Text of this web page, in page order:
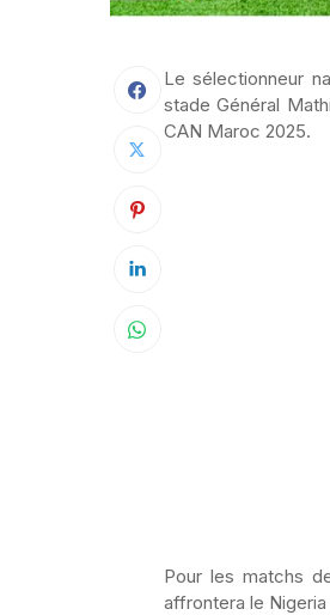
Le sélectionneur
stade Général
CAN Maroc 2025.
Pour les matchs
affrontera le